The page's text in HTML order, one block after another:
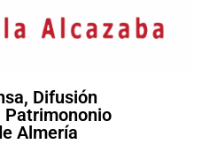
Difusión
Almería